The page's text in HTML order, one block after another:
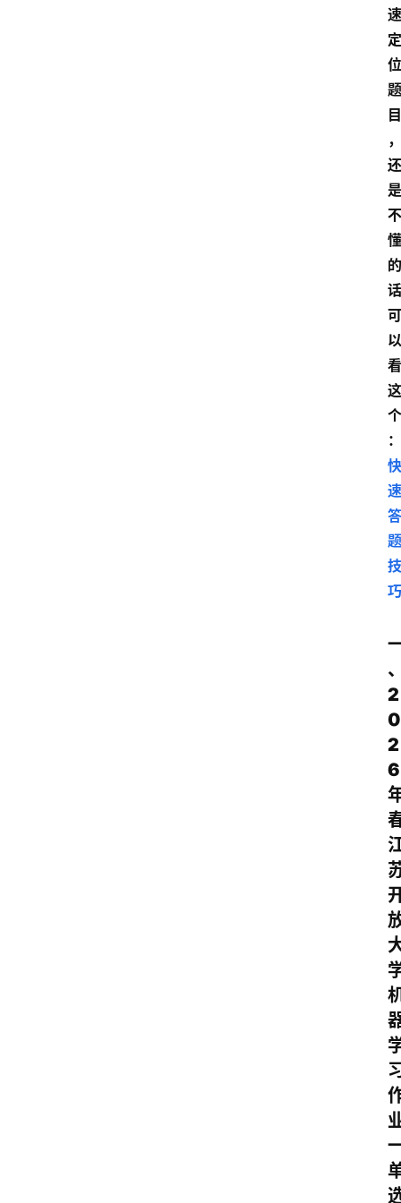
速
定
位
题
目
，
还
是
不
懂
的
话
可
以
看
这
个
：
快
速
答
题
技
巧
2
0
2
6